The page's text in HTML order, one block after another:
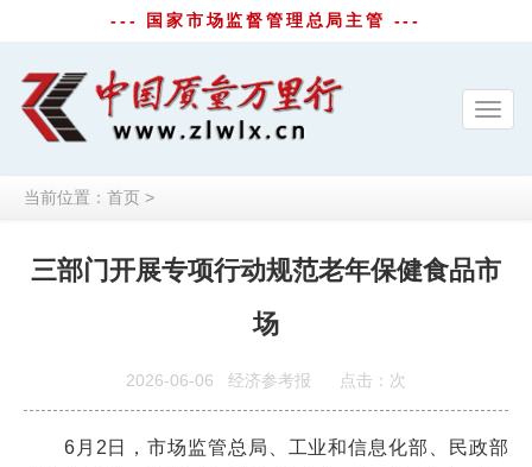
--- 国家市场监督管理总局主管 ---
当前位置： 首页 >
三部门开展专项行动规范老年保健食品市
场
2026-06-06 经济参考报 点击： 次
6月2日，市场监管总局、工业和信息化部、民政部